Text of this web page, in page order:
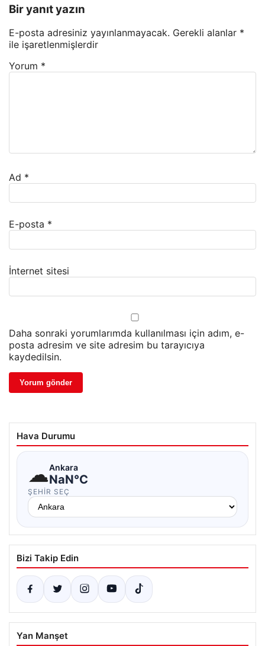
Bir yanıt yazın
E-posta adresiniz yayınlanmayacak. Gerekli alanlar *
ile işaretlenmişlerdir
Yorum *
Ad *
E-posta *
İnternet sitesi
Daha sonraki yorumlarımda kullanılması için adım, e-
posta adresim ve site adresim bu tarayıcıya
kaydedilsin.
Hava Durumu
☁Ankara
NaN°C
ŞEHIR SEÇ
Bizi Takip Edin
Yan Manşet